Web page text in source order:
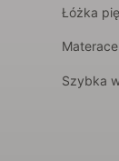
Łóżka
Materace
Szybka